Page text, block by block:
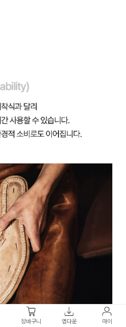
장바구니 앱다운 마이